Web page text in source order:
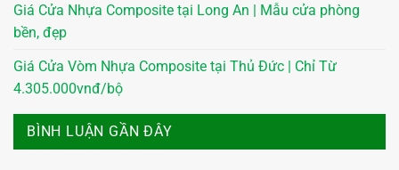
Giá Cửa Nhựa Composite tại Long An | Mẫu cửa phòng
bền, đẹp
Giá Cửa Vòm Nhựa Composite tại Thủ Đức | Chỉ Từ
4.305.000vnđ/bộ
BÌNH LUẬN GẦN ĐÂY